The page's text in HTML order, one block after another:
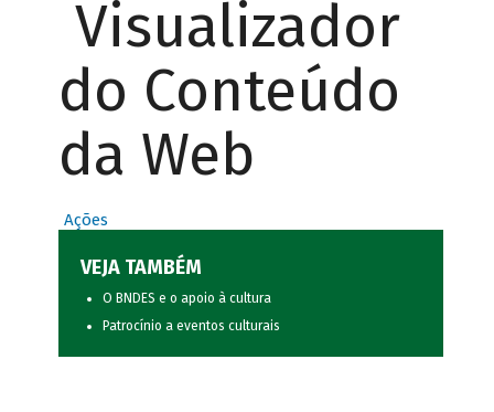
Visualizador
do Conteúdo
da Web
Ações
VEJA TAMBÉM
O BNDES e o apoio à cultura
Patrocínio a eventos culturais